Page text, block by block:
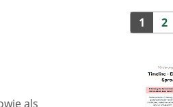
1 2
als